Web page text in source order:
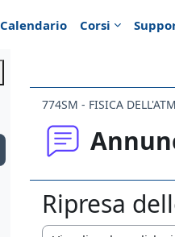
Calendario Corsi
774SM - FISICA
Ripresa